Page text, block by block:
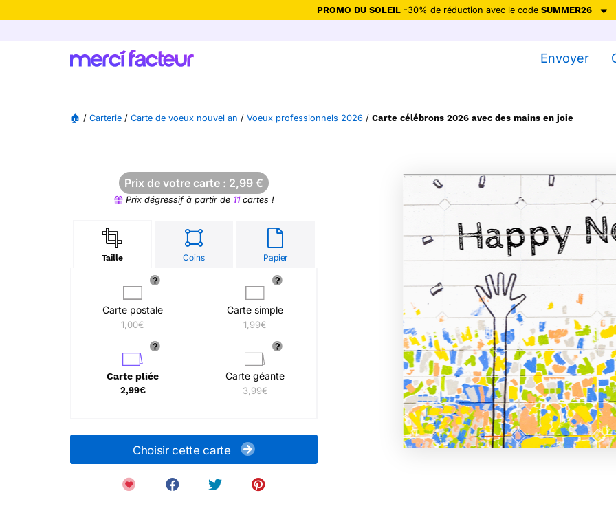
PROMO DU SOLEIL-30% de réduction avec le code SUMMER26
Ne plus afficher
Envoyer
🏠 / Carterie / Carte de voeux nouvel an / Voeux professionnels 2026 / Carte célébrons 2026 avec des mains en joie
Prix de votre carte : 2,99 €
Prix dégressif à partir de 11cartes !
Taille Coins Papier
Carte postale
1,00€
Carte simple
1,99€
Carte pliée
2,99€
Carte géante
3,99€
Choisir cette carte